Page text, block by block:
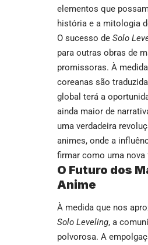
elementos que
história e a mitologia
O sucesso de Solo
para outras obras de
promissoras. À
coreanas são
global terá a
ainda maior de
uma verdadeira
animes, onde a
firmar como uma
O Futuro dos
Anime
À medida que nos
Solo Leveling, a
polvorosa. A